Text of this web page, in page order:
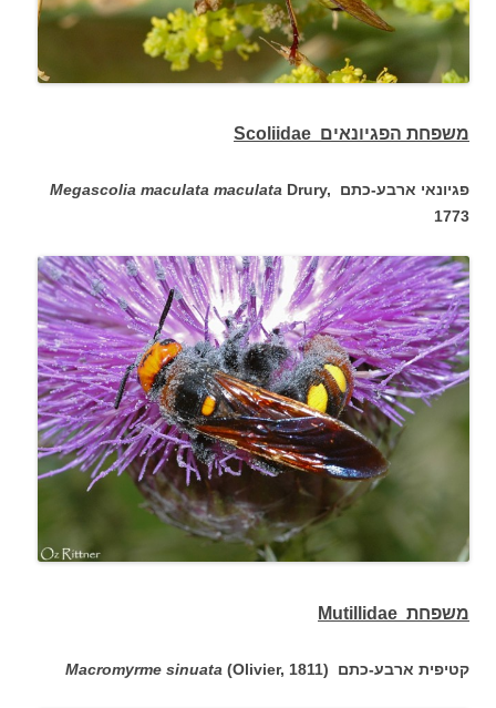
משפחת הפגיונאים Scoliidae
פגיונאי ארבע-כתם Megascolia maculata maculata Drury,
1773
משפחת Mutillidae
Macromyrme sinuata (Olivier, 1811) קטיפית ארבע-כתם